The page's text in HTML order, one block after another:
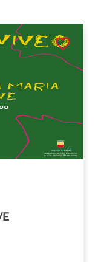
favorite_border
NEVE